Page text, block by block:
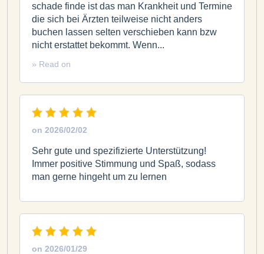
schade finde ist das man Krankheit und Termine
die sich bei Ärzten teilweise nicht anders
buchen lassen selten verschieben kann bzw
nicht erstattet bekommt. Wenn...
» Read on
on 2026/02/02
Sehr gute und spezifizierte Unterstützung!
Immer positive Stimmung und Spaß, sodass
man gerne hingeht um zu lernen
on 2026/01/29